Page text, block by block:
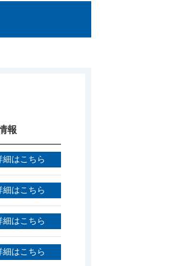
報
細はこちら
細はこちら
細はこちら
細はこちら